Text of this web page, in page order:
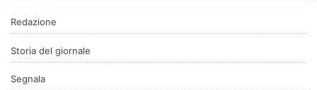
Redazione
Storia del giornale
Segnala